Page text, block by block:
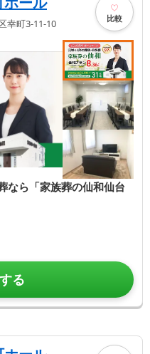
幸町3-11-10 比較
なら「家族葬の仙和仙台
る